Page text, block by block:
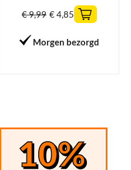
€9,99 €4,85
Morgen bezorgd